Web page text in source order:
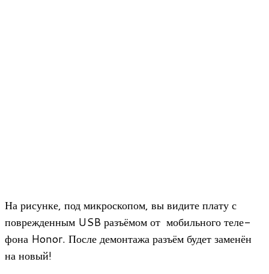
На рисунке, под мик­ро­ско­пом, вы видите плату с
повре­жден­ным USB разъ­ёмом от мобиль­ного теле­
фона Honor. После демон­тажа разъём будет заме­нён
на новый!